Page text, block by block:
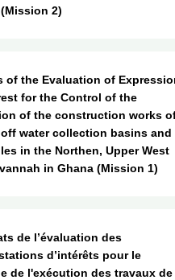
2)
of the Evaluation of
for the Control of the
of the construction works
water collection basins and
in the Northen, Upper West
in Ghana (Mission 1)
de l’évaluation des
d’intérêts pour le
de l'exécution des travaux de